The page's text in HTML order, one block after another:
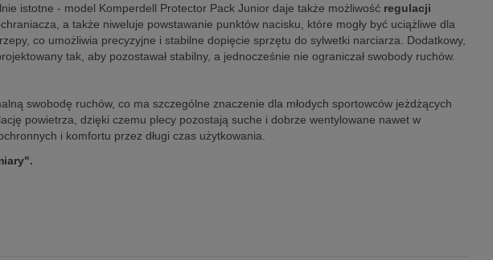
istotne - model Komperdell Protector Pack Junior daje także możliwość regulacji
a także niweluje powstawanie punktów nacisku, które mogły być uciążliwe dla
co umożliwia precyzyjne i stabilne dopięcie sprzętu do sylwetki narciarza. Dodatkowy,
tak, aby pozostawał stabilny, a jednocześnie nie ograniczał swobody ruchów.
swobodę ruchów, co ma szczególne znaczenie dla młodych sportowców jeżdżących
powietrza, dzięki czemu plecy pozostają suche i dobrze wentylowane nawet w
i komfortu przez długi czas użytkowania.